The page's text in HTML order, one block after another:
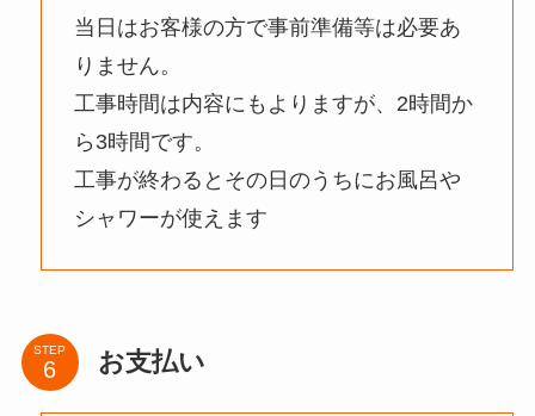
当日はお客様の方で事前準備等は必要あ
りません。
工事時間は内容にもよりますが、2時間か
ら3時間です。
工事が終わるとその日のうちにお風呂や
シャワーが使えます
STEP お支払い